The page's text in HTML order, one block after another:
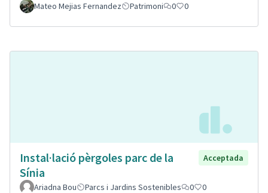
Mateo Mejias Fernandez Patrimoni 0 0
Instal·lació pèrgoles parc de la
Sínia
Acceptada
Ariadna Bou Parcs i Jardins Sostenibles 0 0